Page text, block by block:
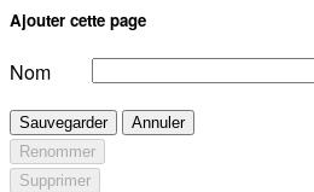
Ajouter cette page
Nom
Sauvegarder
Annuler
Renommer
Supprimer